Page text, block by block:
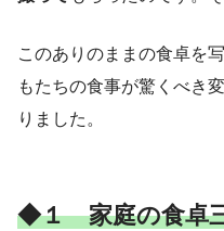
このありのままの食卓を
もたちの食事が驚くべき
りました。
◆１ 家庭の食卓